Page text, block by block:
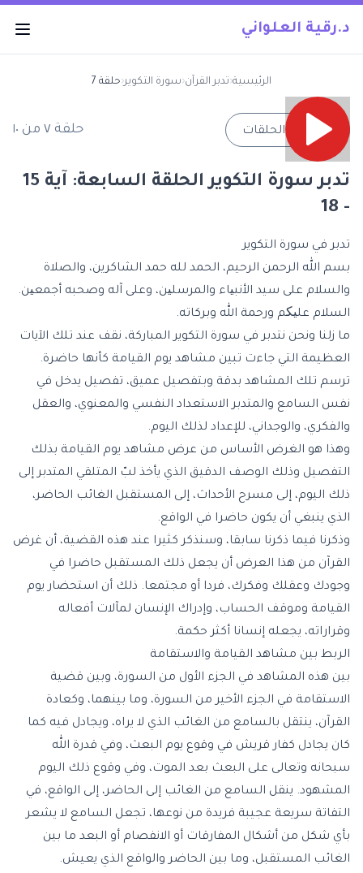
د.رقية العلواني
الرئيسية‹تدبر القرآن‹سورة التكوير‹حلقة 7
→ جميع الحلقات حلقة ٧ من ١٠
تدبر سورة التكوير الحلقة السابعة: آية 15
- 18
تدبر في سورة التكوير
بسم الله الرحمن الرحيم، الحمد لله حمد الشاكرين، والصلاة
والسلام على سيد الأنبیاء والمرسلین، وعلى آله وصحبه أجمعین.
السلام علیکم ورحمة الله وبركاته.
ما زلنا ونحن نتدبر في سورة التكوير المباركة، نقف عند تلك الآيات
العظيمة التي جاءت تبين مشاهد يوم القيامة كأنها حاضرة.
ترسم تلك المشاهد بدقة وبتفصيل عميق، تفصيل يدخل في
نفس السامع والمتدبر الاستعداد النفسي والمعنوي، والعقل
والفكري، والوجداني، للإعداد لذلك اليوم.
وهذا هو الغرض الأساس من عرض مشاهد يوم القيامة بذلك
التفصيل وذلك الوصف الدقيق الذي يأخذ لبّ المتلقي المتدبر إلى
ذلك اليوم، إلى مسرح الأحداث، إلى المستقبل الغائب الحاضر،
الذي ينبغي أن يكون حاضرا في الواقع.
وذكرنا فيما ذكرنا سابقا، وسنذكر كثيرا عند هذه القضية، أن غرض
القرآن من هذا العرض أن يجعل ذلك المستقبل حاضرا في
وجودك وعقلك وفكرك، فردا أو مجتمعا. ذلك أن استحضار يوم
القيامة وموقف الحساب، وإدراك الإنسان لمآلات أفعاله
وقراراته، يجعله إنسانا أكثر حكمة.
الربط بين مشاهد القيامة والاستقامة
بين هذه المشاهد في الجزء الأول من السورة، وبين قضية
الاستقامة في الجزء الأخير من السورة، وما بينهما، وكعادة
القرآن، ينتقل بالسامع من الغائب الذي لا يراه، ويجادل فيه كما
كان يجادل كفار قريش في وقوع يوم البعث، وفي قدرة الله
سبحانه وتعالى على البعث بعد الموت، وفي وقوع ذلك اليوم
المشهود. ينقل السامع من الغائب إلى الحاضر، إلى الواقع، في
التفاتة سريعة عجيبة فريدة من نوعها، تجعل السامع لا يشعر
بأي شكل من أشكال المفارقات أو الانفصام أو البعد ما بين
الغائب المستقبل، وما بين الحاضر والواقع الذي يعيش.